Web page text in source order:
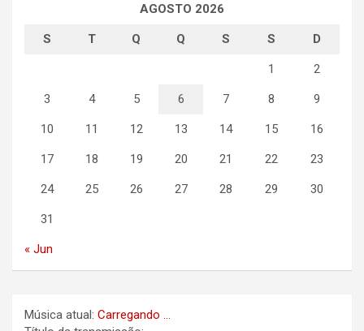
AGOSTO 2026
S T Q Q S S D
1 2
3 4 5 6 7 8 9
10 11 12 13 14 15 16
17 18 19 20 21 22 23
24 25 26 27 28 29 30
31
« Jun
Música atual: Carregando ...